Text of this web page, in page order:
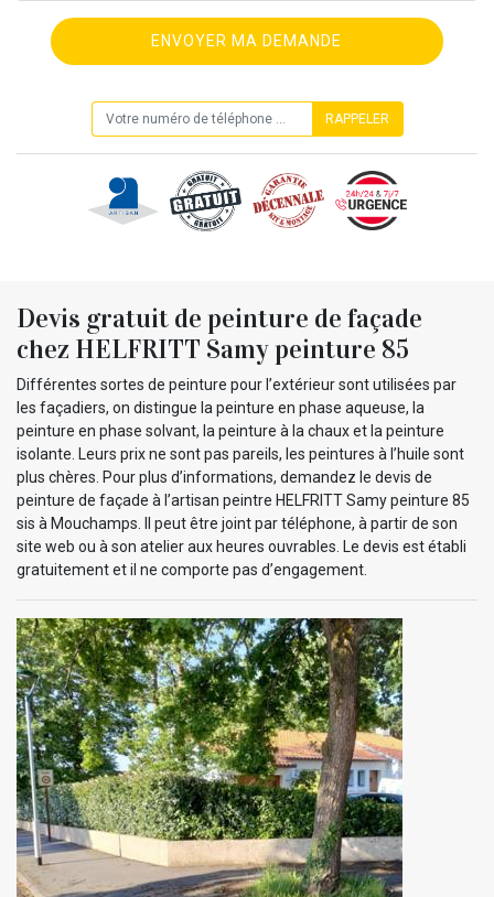
Devis gratuit de peinture de façade
chez HELFRITT Samy peinture 85
Différentes sortes de peinture pour l’extérieur sont utilisées par
les façadiers, on distingue la peinture en phase aqueuse, la
peinture en phase solvant, la peinture à la chaux et la peinture
isolante. Leurs prix ne sont pas pareils, les peintures à l’huile sont
plus chères. Pour plus d’informations, demandez le devis de
peinture de façade à l’artisan peintre HELFRITT Samy peinture 85
sis à Mouchamps. Il peut être joint par téléphone, à partir de son
site web ou à son atelier aux heures ouvrables. Le devis est établi
gratuitement et il ne comporte pas d’engagement.